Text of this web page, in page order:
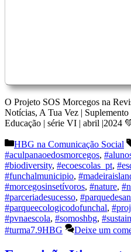
O Projeto SOS Morcegos na
Notícias, A Tua Vez |
Educação | série VI | abril |2024
Categorias
HBG na Comunicação Social
#aculpanaoedosmorcegos,
#biodiversity, #ecoescolas_pt,
#funchalmunicipio,
#morcegosinsetívoros, #nature,
#parceriadesucesso,
#parqueecologicodofunchal,
#pvnaescola, #somoshbg,
#turma7.9HBG
Deixe um